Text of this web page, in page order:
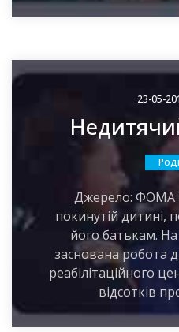
23-05-
Джерело: ФОМА
покинутій дитині,
його батькам.
заснована робота
реабілітаційного
відсотків